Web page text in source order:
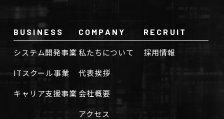
BUSINESS
システム開発事業
ITスクール事業
キャリア支援事業
COMPANY
私たちについて
代表挨拶
会社概要
アクセス
RECRUIT
採用情報